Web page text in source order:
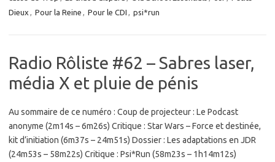
Dieux , Pour la Reine , Pour le CDI , psi*run
Radio Rôliste #62 – Sabres laser,
média X et pluie de pénis
Au sommaire de ce numéro : Coup de projecteur : Le Podcast
anonyme (2m14s – 6m26s) Critique : Star Wars – Force et destinée,
kit d’initiation (6m37s – 24m51s) Dossier : Les adaptations en JDR
(24m53s – 58m22s) Critique : Psi*Run (58m23s – 1h14m12s)